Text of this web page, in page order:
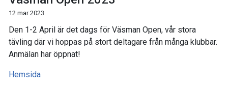
12 mar 2023
Den 1-2 April är det dags för Väsman Open, vår stora
tävling där vi hoppas på stort deltagare från många klubbar.
Anmälan har öppnat!
Hemsida